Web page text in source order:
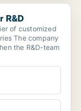
R&D
of customized
The company
the R&D-team